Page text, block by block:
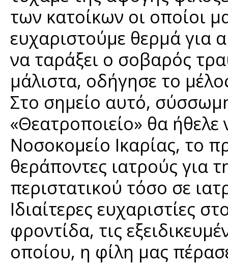
των κατοίκων οι οποίοι
ευχαριστούμε θερμά για
να ταράξει ο σοβαρός
μάλιστα, οδήγησε το
Στο σημείο αυτό,
«Θεατροποιείο» θα ήθελε
Νοσοκομείο Ικαρίας, το
θεράποντες ιατρούς για
περιστατικού τόσο σε
Ιδιαίτερες ευχαριστίες
φροντίδα, τις
οποίου, η φίλη μας